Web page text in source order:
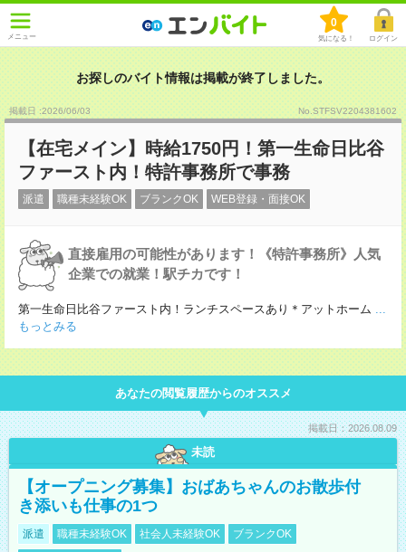
メニュー
0
気になる！ ログイン
お探しのバイト情報は掲載が終了しました。
掲載日 :2026/06/03 No.STFSV2204381602
【在宅メイン】時給1750円！第一生命日比谷
ファースト内！特許事務所で事務
派遣 職種未経験OK ブランクOK WEB登録・面接OK
直接雇用の可能性があります！《特許事務所》人気
企業での就業！駅チカです！
第一生命日比谷ファースト内！ランチスペースあり＊アットホーム ...
もっとみる
あなたの閲覧履歴からのオススメ
掲載日：2026.08.09
未読
【オープニング募集】おばあちゃんのお散歩付
き添いも仕事の1つ
派遣 職種未経験OK 社会人未経験OK
ブランクOK